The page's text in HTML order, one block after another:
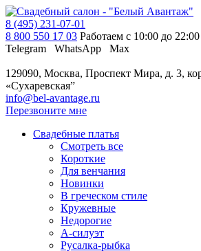
8 (495) 231-07-01
8 800 550 17 03 Работаем с 10:00 до 22:00
Telegram
WhatsApp Max
129090, Москва, Проспект Мира, д. 3,
«Сухаревская”
info@bel-avantage.ru
Перезвоните мне
Свадебные платья
Смотреть все
Короткие
Для венчания
Новинки
В греческом стиле
Кружевные
Недорогие
А-силуэт
Русалка-рыбка